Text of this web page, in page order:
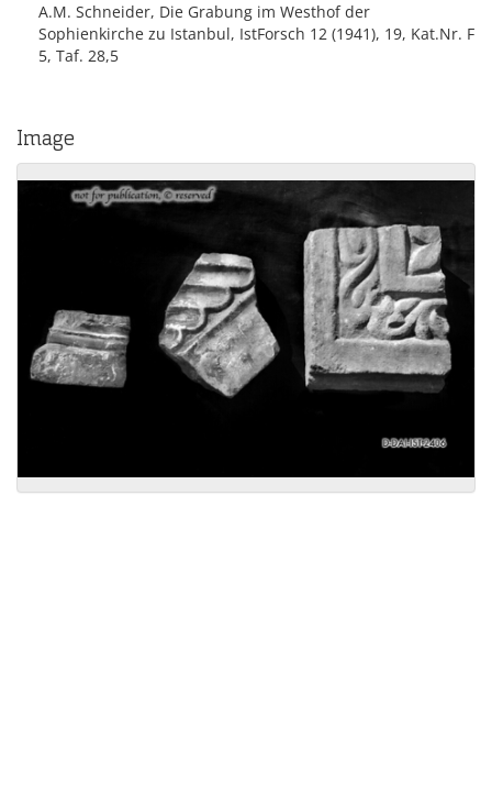
A.M. Schneider, Die Grabung im Westhof der
Sophienkirche zu Istanbul, IstForsch 12 (1941), 19, Kat.Nr. F
5, Taf. 28,5
Image